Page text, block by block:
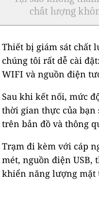
chất lượng
Thiết bị giám sát chất
chúng tôi rất dễ cài
WIFI và nguồn điện
Sau khi kết nối, mức
thời gian thực của
trên bản đồ và thông
Trạm đi kèm với cáp
mét, nguồn điện USB,
khiển năng lượng mặt